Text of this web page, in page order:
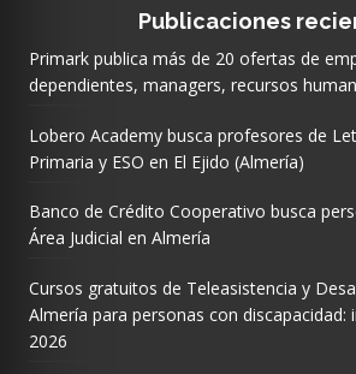
Publicaciones
Primark publica más de 20 ofertas de
dependientes, managers, recursos
Lobero Academy busca profesores de
Primaria y ESO en El Ejido (Almería)
Banco de Crédito Cooperativo busca
Área Judicial en Almería
Cursos gratuitos de Teleasistencia y
Almería para personas con discapacidad:
2026